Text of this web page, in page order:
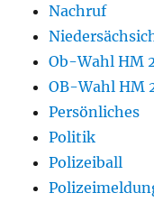
Nachruf
Ob-Wahl HM
OB-Wahl HM
Persönliches
Politik
Polizeiball